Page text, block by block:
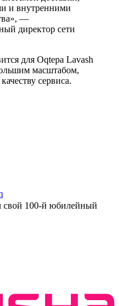
и внутренними
—
директор сети
для Oqtepa Lavash
масштабом,
сервиса.
свой 100-й юбилейный